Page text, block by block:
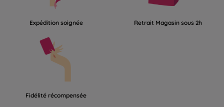
Expédition soignée Retrait Magasin sous 2h
Fidélité récompensée